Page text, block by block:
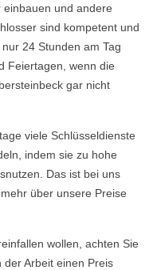
und andere
sind kompetent und
24 Stunden am Tag
Feiertagen, wenn die
gar nicht
viele Schlüsseldienste
indem sie zu hohe
Das ist bei uns
über unsere Preise
wollen, achten Sie
Arbeit einen Preis